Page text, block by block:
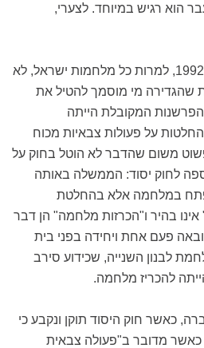
הוא רגיש במיוחד. לצערי,
קשה להאמין, אבל עד שנת 1992, למרות כל מלחמות ישראל, לא
שהגדירה מי מוסמך להטיל את
המקובלת הייתה
על פעולות צבאיות מכוח
משום שהדבר לא הוטל בחוק על
לחוק יסוד: הממשלה באותה
במלחמה אלא בהחלטת
בהיר ו"הכרזות מלחמה" הן דבר
פעם אחת ויחידה בפני בית
לבנון השנייה, שכידוע סירב
להכריז מלחמה.
כאשר חוק היסוד תוקן ונקבע כי
מדובר ב"פעולה צבאית